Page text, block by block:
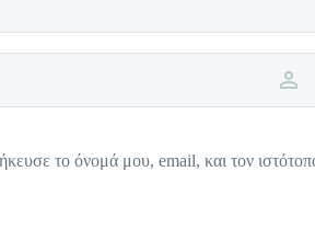
το όνομά μου, email, και τον